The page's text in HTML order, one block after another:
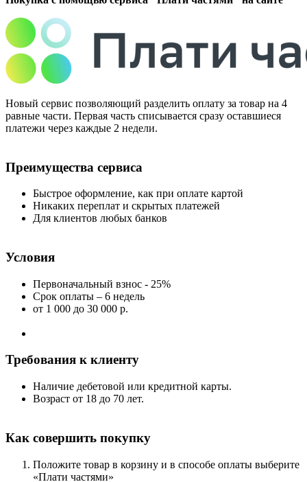
Новый сервис позволяющий разделить оплату за товар на 4
равные части. Первая часть списывается сразу оставшиеся
платежи через каждые 2 недели.
Преимущества сервиса
Быстрое оформление, как при оплате картой
Никаких переплат и скрытых платежей
Для клиентов любых банков
Условия
Первоначальный взнос - 25%
Срок оплаты – 6 недель
от 1 000 до 30 000 р.
Требования к клиенту
Наличие дебетовой или кредитной карты.
Возраст от 18 до 70 лет.
Как совершить покупку
Положите товар в корзину и в способе оплаты выберите
«Плати частями»